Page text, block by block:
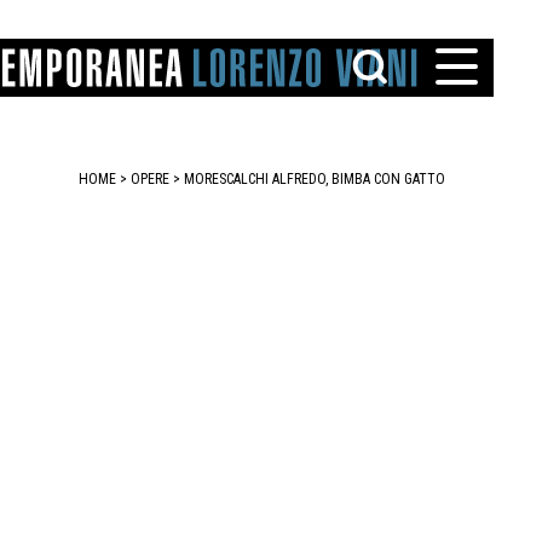
HOME > OPERE > MORESCALCHI ALFREDO, BIMBA CON GATTO